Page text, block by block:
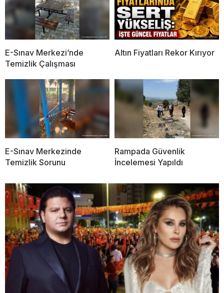
E-Sınav Merkezi’nde
Temizlik Çalışması
Altın Fiyatları Rekor Kırıyor
E-Sınav Merkezinde
Temizlik Sorunu
Rampada Güvenlik
İncelemesi Yapıldı